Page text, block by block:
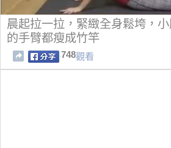
晨起拉一拉，緊緻全身鬆垮，
的手臂都瘦成竹竿
748觀看